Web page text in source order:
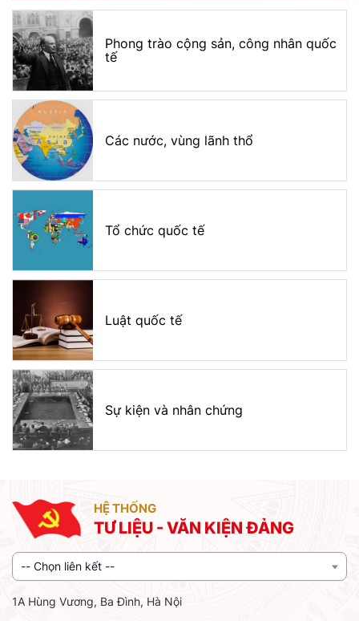
Phong trào cộng sản, công nhân quốc
tế
Các nước, vùng lãnh thổ
Tổ chức quốc tế
Luật quốc tế
Sự kiện và nhân chứng
HỆ THỐNG
TƯ LIỆU - VĂN KIỆN ĐẢNG
-- Chọn liên kết --
1A Hùng Vương, Ba Đình, Hà Nội